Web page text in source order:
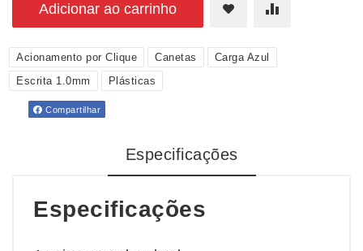
Adicionar ao carrinho
Acionamento por Clique Canetas
Carga Azul
Escrita 1.0mm
Plásticas
Compartilhar
Especificações
Especificações